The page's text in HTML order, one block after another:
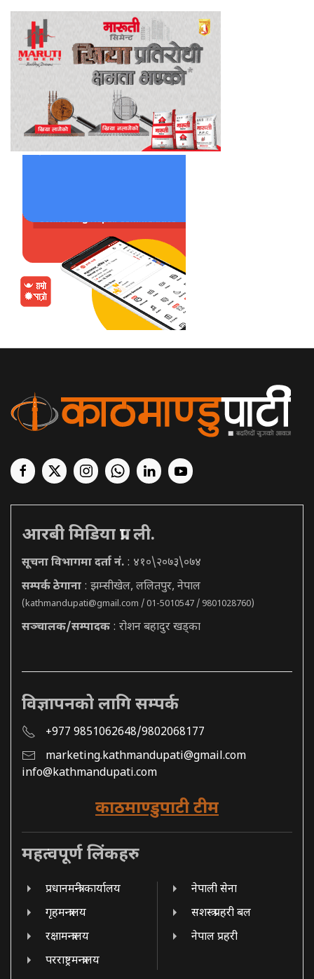
आरबी मिडिया प्रा. ली.
सूचना विभागमा दर्ता नं. : ४१०\२०७३\०७४
सम्पर्क ठेगाना : झम्सीखेल, ललितपुर, नेपाल
(kathmandupati@gmail.com / 01-5010547 / 9801028760)
सञ्चालक/सम्पादक : रोशन बहादुर खड्का
विज्ञापनको लागि सम्पर्क
+977 9851062648/9802068177
marketing.kathmandupati@gmail.com
info@kathmandupati.com
काठमाण्डुपाटी टीम
महत्वपूर्ण लिंकहरु
प्रधानमन्त्री कार्यालय
गृहमन्त्रालय
रक्षामन्त्रालय
परराष्ट्रमन्त्रालय
नेपाली सेना
सशस्त्र प्रहरी बल
नेपाल प्रहरी